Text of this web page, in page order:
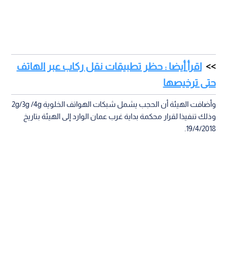
اقرأ أيضا : حظر تطبيقات نقل ركاب عبر الهاتف
حتى ترخيصها
وأضافت الهيئة أن الحجب يشمل شبكات الهواتف الخلوية 2g/3g /4g
وذلك تنفيذا لقرار محكمة بداية غرب عمان الوارد إلى الهيئة بتاريخ
19/4/2018.